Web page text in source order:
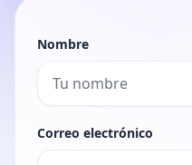
Nombre
Correo electrónico